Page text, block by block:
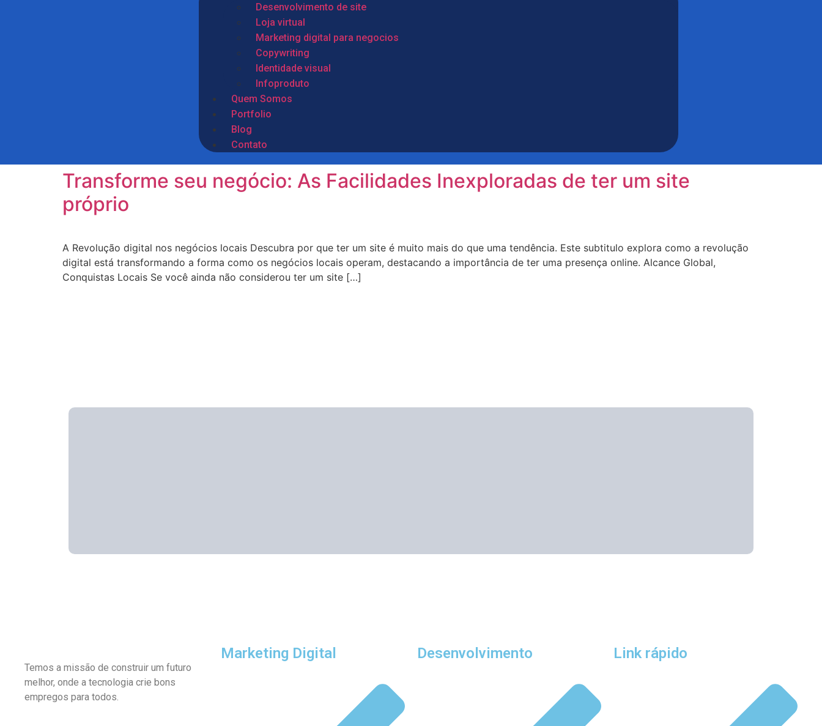
Desenvolvimento de site
Loja virtual
Marketing digital para negocios
Copywriting
Identidade visual
Infoproduto
Quem Somos
Portfolio
Blog
Contato
Transforme seu negócio: As Facilidades Inexploradas de ter um site
próprio
A Revolução digital nos negócios locais Descubra por que ter um site é muito mais do que uma tendência. Este subtitulo explora como a revolução
digital está transformando a forma como os negócios locais operam, destacando a importância de ter uma presença online. Alcance Global,
Conquistas Locais Se você ainda não considerou ter um site […]
Temos a missão de construir um futuro
melhor, onde a tecnologia crie bons
empregos para todos.
Marketing Digital Desenvolvimento Link rápido